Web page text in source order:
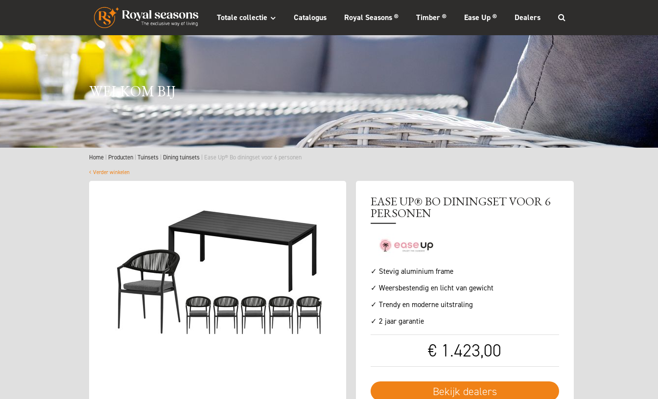
Totale collectie Catalogus Royal Seasons ® Timber ® Ease Up ® Dealers
WELKOM BIJ
Home Producten Tuinsets Dining tuinsets Ease Up® Bo diningset voor 6 personen
Verder winkelen
EASE UP® BO DININGSET VOOR 6
PERSONEN
✓ Stevig aluminium frame
✓ Weersbestendig en licht van gewicht
✓ Trendy en moderne uitstraling
✓ 2 jaar garantie
€ 1.423,00
Bekijk dealers